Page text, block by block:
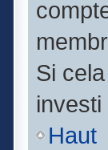
Si
Haut